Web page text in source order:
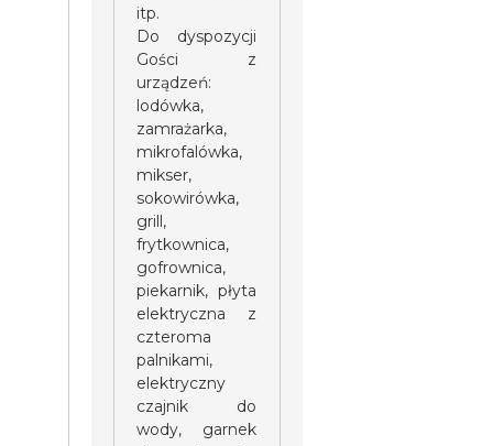
itp.
Do dyspozycji
Gości z
urządzeń:
lodówka,
zamrażarka,
mikrofalówka,
mikser,
sokowirówka,
grill,
frytkownica,
gofrownica,
piekarnik, płyta
elektryczna z
czteroma
palnikami,
elektryczny
czajnik do
wody, garnek